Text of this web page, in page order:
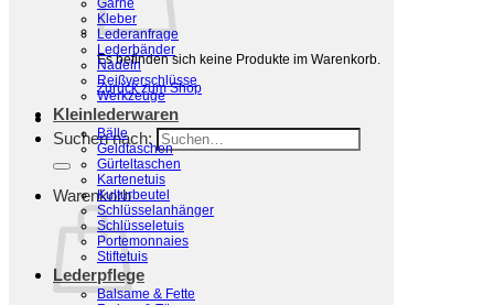
Es befinden sich keine Produkte im Warenkorb.
Zurück zum Shop
Suchen nach:
Warenkorb
Garne
Kleber
Lederanfrage
Lederbänder
Nadeln
Reißverschlüsse
Werkzeuge
Kleinlederwaren
Bälle
Geldtaschen
Gürteltaschen
Kartenetuis
Kulturbeutel
Schlüsselanhänger
Schlüsseletuis
Portemonnaies
Stiftetuis
Lederpflege
Balsame & Fette